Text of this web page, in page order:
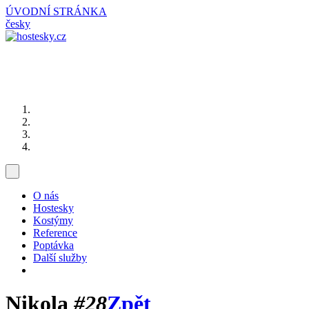
ÚVODNÍ STRÁNKA
česky
O nás
Hostesky
Kostýmy
Reference
Poptávka
Další služby
Nikola #28Zpět